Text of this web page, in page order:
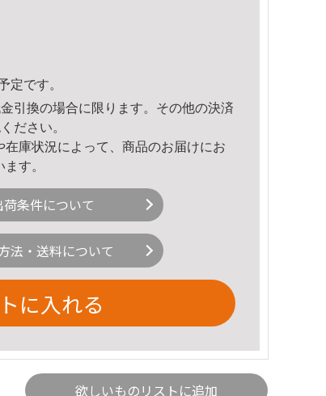
定です。
引換の場合に限ります。その他の決済
ださい。
庫状況によって、商品のお届けにお
す。
条件について
法・送料について
に入れる
欲しいものリストに追加